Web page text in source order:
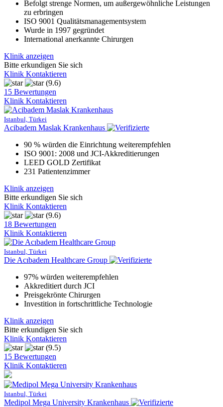
Befolgt strenge Normen, um außergewöhnliche Leistungen
zu erbringen
ISO 9001 Qualitätsmanagementsystem
Wurde in 1997 gegründet
International anerkannte Chirurgen
Klinik anzeigen
Bitte erkundigen Sie sich
Klinik Kontaktieren
(9.6)
15 Bewertungen
Klinik Kontaktieren
Istanbul, Türkei
Acibadem Maslak Krankenhaus
90 % würden die Einrichtung weiterempfehlen
ISO 9001: 2008 und JCI-Akkreditierungen
LEED GOLD Zertifikat
231 Patientenzimmer
Klinik anzeigen
Bitte erkundigen Sie sich
Klinik Kontaktieren
(9.6)
18 Bewertungen
Klinik Kontaktieren
Istanbul, Türkei
Die Acıbadem Healthcare Group
97% würden weiterempfehlen
Akkreditiert durch JCI
Preisgekrönte Chirurgen
Investition in fortschrittliche Technologie
Klinik anzeigen
Bitte erkundigen Sie sich
Klinik Kontaktieren
(9.5)
15 Bewertungen
Klinik Kontaktieren
Istanbul, Türkei
Medipol Mega University Krankenhaus